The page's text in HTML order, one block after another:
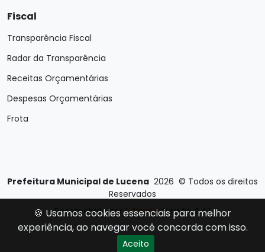
Fiscal
Transparência Fiscal
Radar da Transparência
Receitas Orçamentárias
Despesas Orçamentárias
Frota
Prefeitura Municipal de Lucena 2026 © Todos os direitos
Reservados
Desenvolvido porE-Ticons| Versão: 2.4.1
🍪 Usamos cookies essenciais para melhor
experiência, ao navegar você concorda com isso.
Aceito